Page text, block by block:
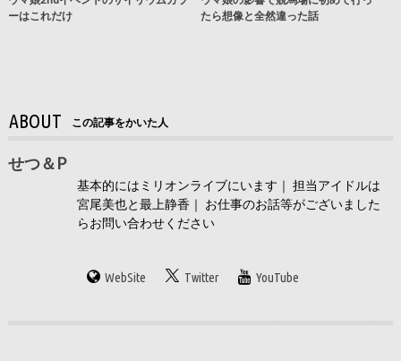
ーはこれだけ
たら想像と全然違った話
ABOUT この記事をかいた人
せつ＆P
基本的にはミリオンライブにいます｜ 担当アイドルは
宮尾美也と最上静香｜ お仕事のお話等がございました
らお問い合わせください
WebSite Twitter YouTube